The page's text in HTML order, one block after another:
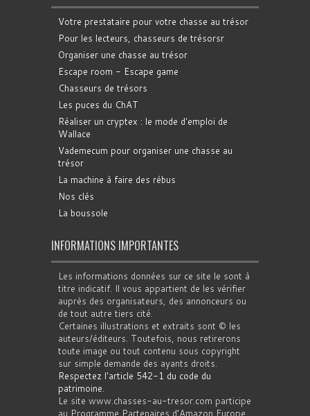
Votre prestataire pour votre chasse au trésor
Pour les lecteurs, chasseurs de trésorsr
Organiser une chasse au trésor
Escape room - Escape game
Chasseurs de trésors
Les puces du ChAT
Réaliser un cryptex : le mode d'emploi de
Wallace
Vademecum pour organiser une chasse au
trésor
La machine à faire des rébus
Nos clés
La boussole
INFORMATIONS IMPORTANTES
Les informations données sur ce site le sont à
titre indicatif. Il vous appartient de les vérifier
auprès des organisateurs, des annonceurs ou
de tout autre tiers cité.
Certaines illustrations et extraits sont © les
auteurs/éditeurs. Toutefois, nous retirerons
toute image ou tout contenu sous copyright
sur simple demande des ayants droits.
Respectez l'article 542-1 du code du
patrimoine.
Le site www.chasses-au-tresor.com participe
au Programme Partenaires d’Amazon Europe